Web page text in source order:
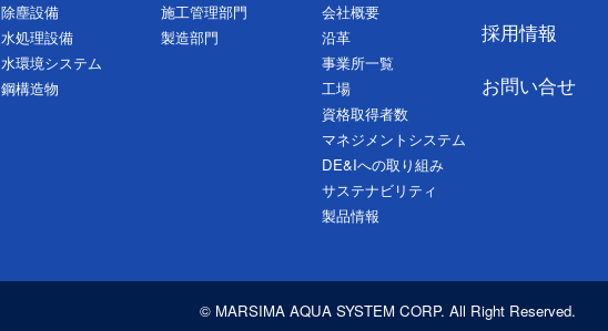
除塵設備
水処理設備
水環境システム
鋼構造物
施工管理部門
製造部門
会社概要
沿革
事業所一覧
工場
資格取得者数
マネジメントシステム
DE&Iへの取り組み
サステナビリティ
製品情報
採用情報
お問い合せ
© MARSIMA AQUA SYSTEM CORP. All Right Reserved.